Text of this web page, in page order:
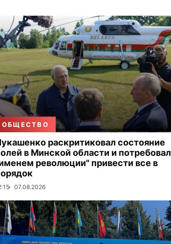
ОБЩЕСТВО
раскритиковал состояние
в Минской области и потребовал
революции" привести все в
07.08.2026